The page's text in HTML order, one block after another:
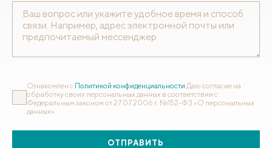
Ознакомлен с Политикой конфиденциальности Даю согласие на
обработку своих персональных данных в соответствии с
Федеральным законом от 27.07.2006 г. №152-ФЗ «О персональных
данных».
ОТПРАВИТЬ